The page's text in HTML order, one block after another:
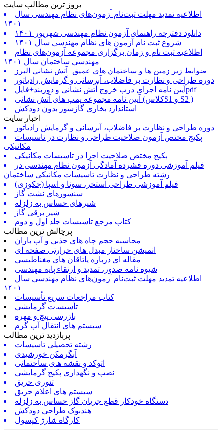
بروز ترین مطالب سایت
اطلاعیه تمدید مهلت ثبت‌نام آزمون‌های نظام مهندسی سال
۱۴۰۱
دانلود دفترچه راهنمای آزمون نظام مهندسی شهریور ۱۴۰۱
شروع ثبت نام آزمون های نظام مهندسی سال ۱۴۰۱
اطلاعیه ثبت نام و زمان برگزاری مجموعه آزمون‌های نظام
مهندسی ساختمان سال ۱۴۰۱
ضوابط زیر زمین ها و ساختمان های عمیق- آتش نشانی البرز
دوره طراحی و نظارت بر فاضلاب، آبرسانی و گرمایش رادیاتور
آیین نامه اجرای درب خروج آتش نشانی و دوربند+فایلpdf
آیین نامه مجموعه پمپ های آتش نشانی (کلاسS1 و S2 )
استاندارد بخاری گازسوز بدون دودکش
اخبار سایت
دوره طراحی و نظارت بر فاضلاب، آبرسانی و گرمایش رادیاتور
پکیج مختص آزمون صلاحیت طراحی و نظارت در تاسیسات
مکانیکی
پکیج مختص صلاحیت اجرا در تاسیسات مکانیکی
فیلم آموزشی دوره فشرده آمادگی آزمون نظام مهندسی در
رشته طراحی و نظارت تاسیسات مکانیکی ساختمان
فیلم آموزشی طراحی استخر، سونا و اسپا (جکوزی)
سنسورهای نشت گاز
شیرهای حساس به زلزله
شیر برقی گاز
کتاب مرجع تاسیسات جلد اول و دوم
پرچالش ترین مطالب
محاسبه حجم چاه های جذبی و آب باران
انمیشن ساختار مبدل های حرارتی صفحه ای
مقاله ای درباره یاتاقان های مغناطیسی
شیوه نامه صدور، تمدید و ارتقاء پایه مهندسی
اطلاعیه تمدید مهلت ثبت‌نام آزمون‌های نظام مهندسی سال
۱۴۰۱
کتاب مراجعات سریع تأسیسات
تأسیسات گرمایشی
بازرسی پیچ و مهره
سیستم های انتقال آب گرم
پربازدید ترین مطالب
رشته تحصیلی تاسیسات
آبگرمکن خورشیدی
اتوکد و نقشه های ساختمانی
نصب و نگهداری پکیج گرمایشی
تئوری حریق
سیستم های اعلام حریق
دستگاه خودکار قطع جریان گاز حساس به زلزله
هندبوک طراحی دودکش
کارگاه شارژ کپسول